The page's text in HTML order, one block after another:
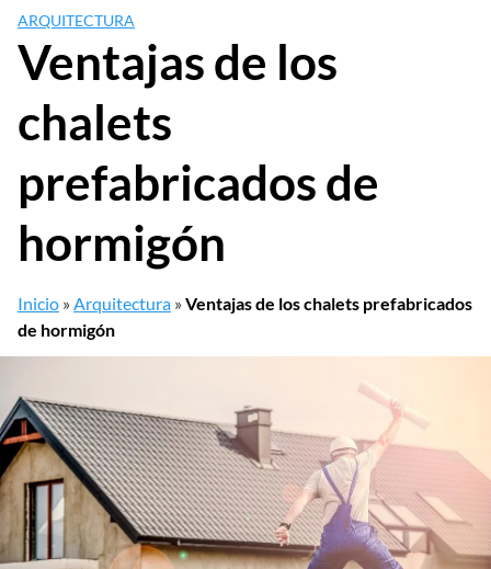
ARQUITECTURA
Ventajas de los
chalets
prefabricados de
hormigón
Inicio »Arquitectura »Ventajas de los chalets prefabricados
de hormigón